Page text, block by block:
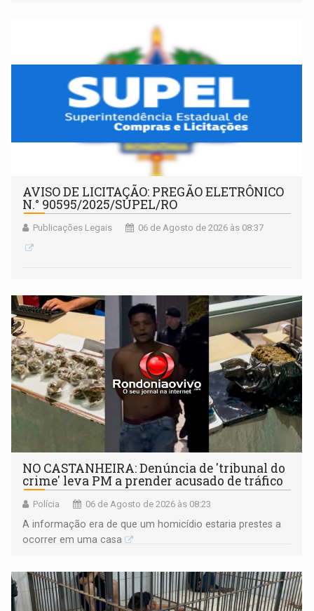
AVISO DE LICITAÇÃO: PREGÃO ELETRÔNICO
N.° 90595/2025/SUPEL/RO
Publicações Legais 06 de Agosto de 2026 às 08:37
NO CASTANHEIRA: ​Denúncia de 'tribunal do
crime' leva PM a prender acusado de tráfico
Polícia 06 de Agosto de 2026 às 08:23
A informação era de que um homicídio estaria prestes a
ocorrer em uma casa